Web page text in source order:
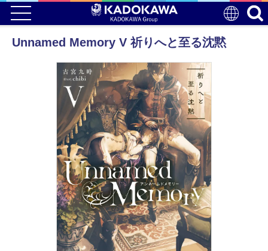
Unnamed Memory V 祈りへと至る沈黙